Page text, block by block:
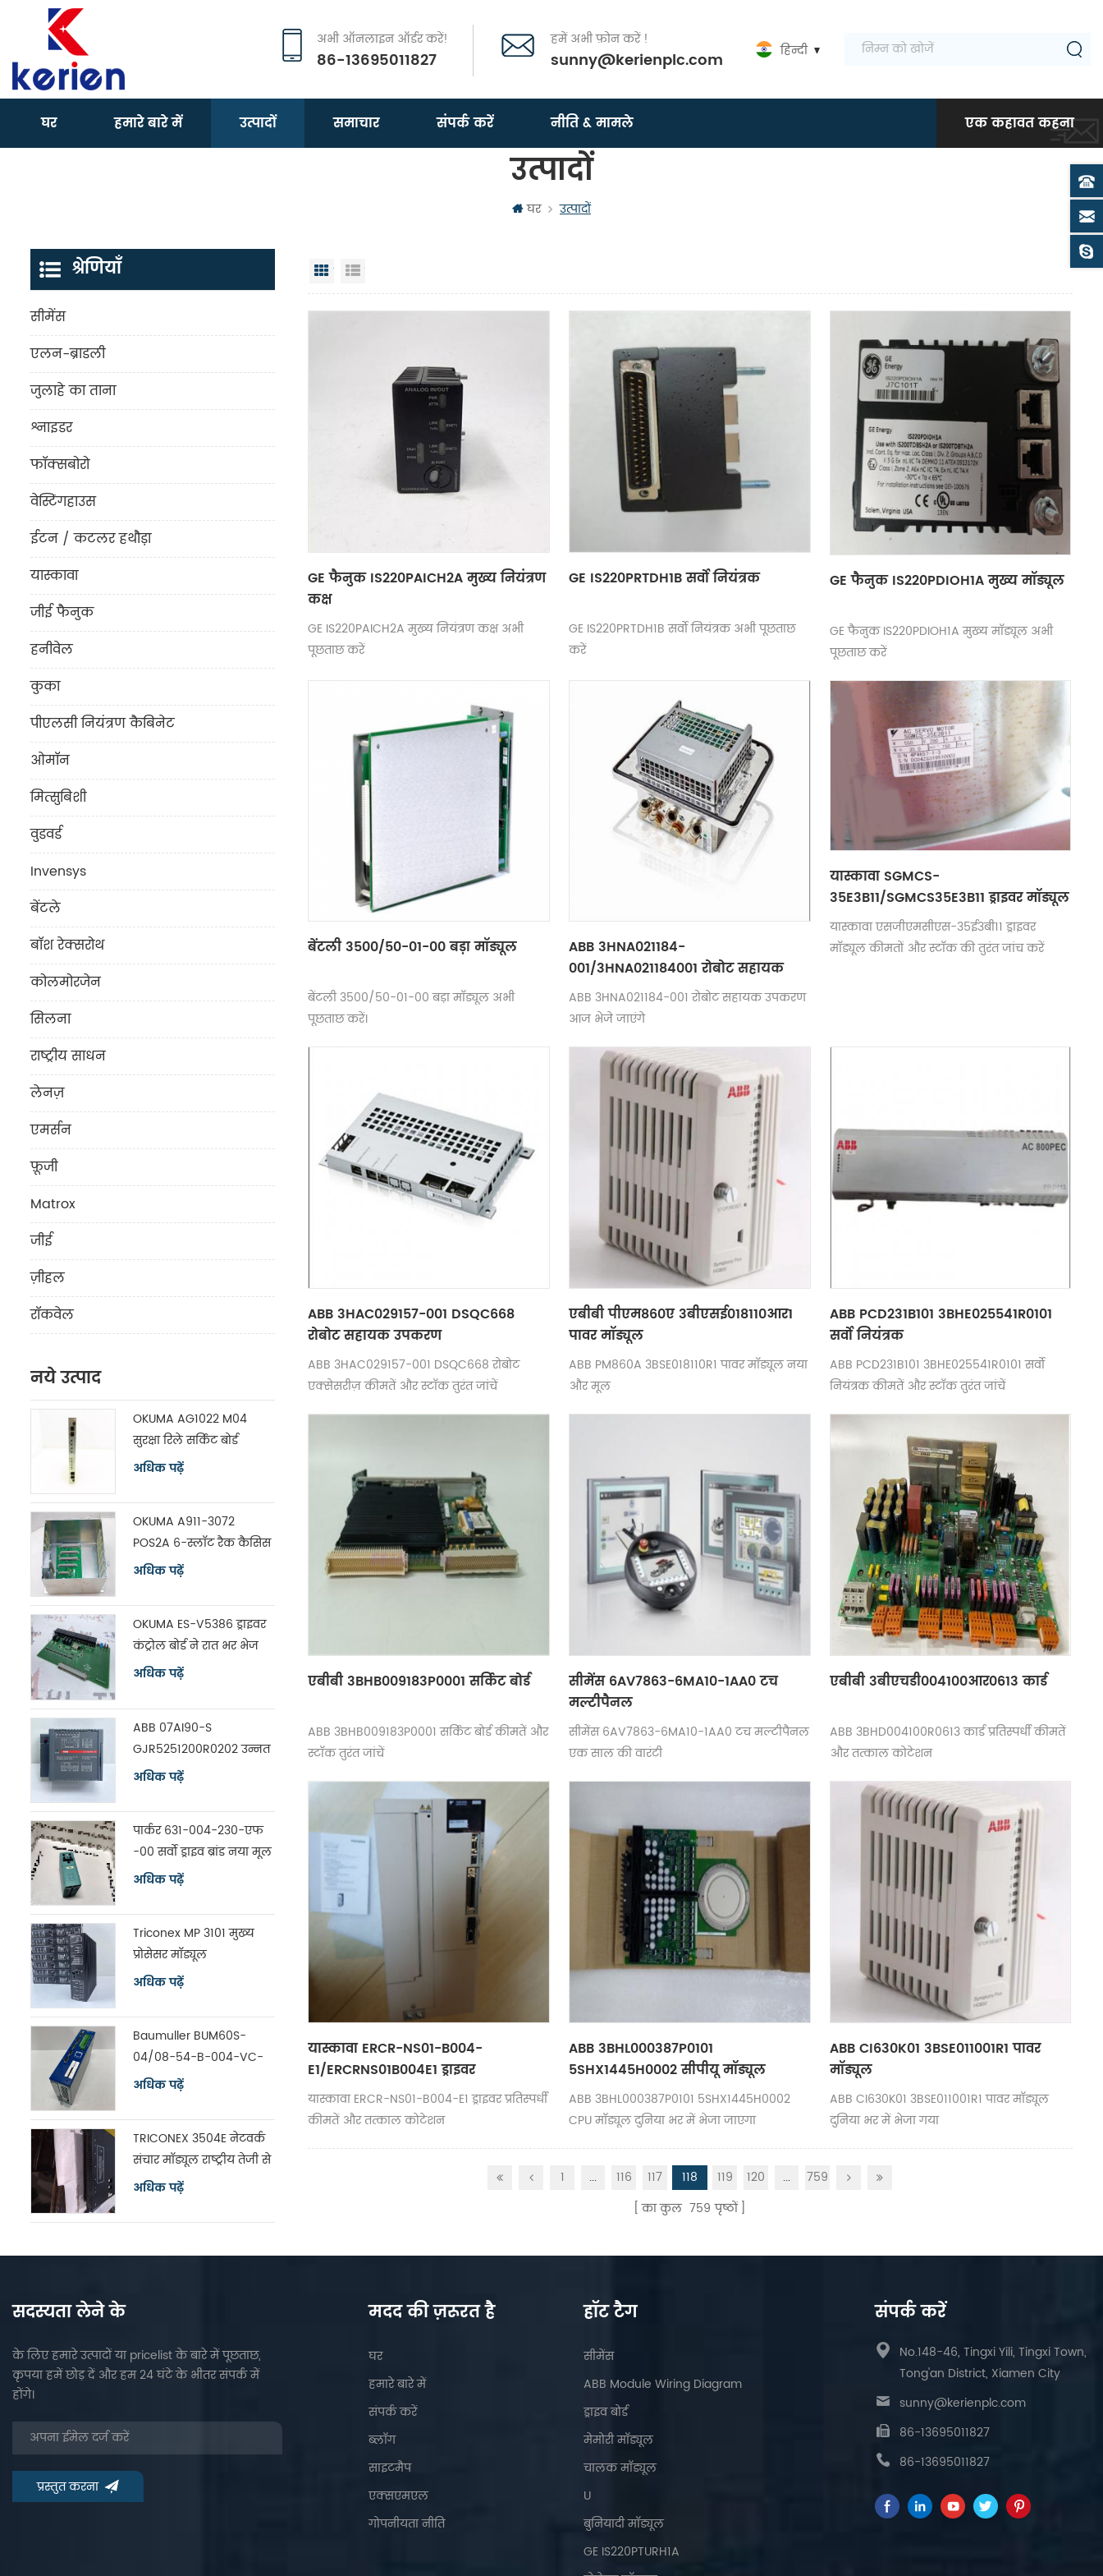
हिन्दी
अभी ऑनलाइन ऑर्डर करें!
86-13695011827
हमें अभी फ़ोन करें !
sunny@kerienplc.com
घर हमारे बारे में उत्पादों समाचार संपर्क करें नीति & मामले एक कहावत कहना
उत्पादों
घर उत्पादों
जालक दृश्यसूची दृश्य
GE फैनुक IS220PAICH2A मुख्य नियंत्रण
कक्ष
GE IS220PAICH2A मुख्य नियंत्रण कक्ष अभी
पूछताछ करें
GE IS220PRTDH1B सर्वो नियंत्रक
GE IS220PRTDH1B सर्वो नियंत्रक अभी पूछताछ
करें
GE फैनुक IS220PDIOH1A मुख्य मॉड्यूल
GE फैनुक IS220PDIOH1A मुख्य मॉड्यूल अभी
पूछताछ करें
बेंटली 3500/50-01-00 बड़ा मॉड्यूल
बेंटली 3500/50-01-00 बड़ा मॉड्यूल अभी
पूछताछ करें।
ABB 3HNA021184-
001/3HNA021184001 रोबोट सहायक
उपकरण
ABB 3HNA021184-001 रोबोट सहायक उपकरण
आज भेजे जाएंगे
यास्कावा SGMCS-
35E3B11/SGMCS35E3B11 ड्राइवर मॉड्यूल
यास्कावा एसजीएमसीएस-35ई3बी11 ड्राइवर
मॉड्यूल कीमतों और स्टॉक की तुरंत जांच करें
ABB 3HAC029157-001 DSQC668
रोबोट सहायक उपकरण
ABB 3HAC029157-001 DSQC668 रोबोट
एक्सेसरीज़ कीमतें और स्टॉक तुरंत जांचें
एबीबी पीएम860ए 3बीएसई018110आर1
पावर मॉड्यूल
ABB PM860A 3BSE018110R1 पावर मॉड्यूल नया
और मूल
ABB PCD231B101 3BHE025541R0101
सर्वो नियंत्रक
ABB PCD231B101 3BHE025541R0101 सर्वो
नियंत्रक कीमतें और स्टॉक तुरंत जांचें
एबीबी 3BHB009183P0001 सर्किट बोर्ड
ABB 3BHB009183P0001 सर्किट बोर्ड कीमतें और
स्टॉक तुरंत जांचें
सीमेंस 6AV7863-6MA10-1AA0 टच
मल्टीपैनल
सीमेंस 6AV7863-6MA10-1AA0 टच मल्टीपैनल
एक साल की वारंटी
एबीबी 3बीएचडी004100आर0613 कार्ड
ABB 3BHD004100R0613 कार्ड प्रतिस्पर्धी कीमतें
और तत्काल कोटेशन
यास्कावा ERCR-NS01-B004-
E1/ERCRNS01B004E1 ड्राइवर
यास्कावा ERCR-NS01-B004-E1 ड्राइवर प्रतिस्पर्धी
कीमतें और तत्काल कोटेशन
ABB 3BHL000387P0101
5SHX1445H0002 सीपीयू मॉड्यूल
ABB 3BHL000387P0101 5SHX1445H0002
CPU मॉड्यूल दुनिया भर में भेजा जाएगा
ABB CI630K01 3BSE011001R1 पावर
मॉड्यूल
ABB CI630K01 3BSE011001R1 पावर मॉड्यूल
दुनिया भर में भेजा गया
1 ... 116 117 118 119 120 ...
759
का कुल 759 पृष्ठों
श्रेणियाँ
सीमेंस
एलन-ब्राडली
जुलाहे का ताना
श्नाइडर
फॉक्सबोरो
वेस्टिंगहाउस
ईटन / कटलर हथौड़ा
यास्कावा
जीई फैनुक
हनीवेल
कुका
पीएलसी नियंत्रण कैबिनेट
ओमॉन
मित्सुबिशी
वुडवर्ड
Invensys
बेंटले
बॉश रेक्सरोथ
कोलमोरजेन
सिलना
राष्ट्रीय साधन
लेनज़
एमर्सन
फ़ूजी
Matrox
जीई
ज़ीहल
रॉकवेल
नये उत्पाद
OKUMA AG1022 M04
सुरक्षा रिले सर्किट बोर्ड
मॉड्यूल H1102P-2
अधिक पढ़ें
OKUMA A911-3072
POS2A 6-स्लॉट रैक कैसिस
विथ बोर्ड ES-V5390
अधिक पढ़ें
OKUMA ES-V5386 ड्राइवर
कंट्रोल बोर्ड ने रात भर भेज
दिया
अधिक पढ़ें
ABB 07AI90-S
GJR5251200R0202 उन्नत
नियंत्रक विश्लेषण इनपुट
अधिक पढ़ें
पार्कर 631-004-230-एफ
-00 सर्वो ड्राइव ब्रांड नया मूल
अधिक पढ़ें
Triconex MP 3101 मुख्य
प्रोसेसर मॉड्यूल
अधिक पढ़ें
Baumuller BUM60S-
04/08-54-B-004-VC-
A0-00-1113-00 सर्वो ड्राइव
अधिक पढ़ें
TRICONEX 3504E नेटवर्क
संचार मॉड्यूल राष्ट्रीय तेजी से
शिपिंग
अधिक पढ़ें
सदस्यता लेने के
के लिए हमारे उत्पादों या pricelist के बारे में पूछताछ,
कृपया हमें छोड़ दें और हम 24 घंटे के भीतर संपर्क में
होंगे।
मदद की ज़रूरत है
घर
हमारे बारे में
संपर्क करें
ब्लॉग
साइटमैप
एक्सएमएल
गोपनीयता नीति
हॉट टैग
सीमेंस
ABB Module Wiring Diagram
ड्राइव बोर्ड
मेमोरी मॉड्यूल
चालक मॉड्यूल
U
बुनियादी मॉड्यूल
GE IS220PTURH1A
संपर्क करें
No.148-46, Tingxi Yili, Tingxi Town,
Tong'an District, Xiamen City
sunny@kerienplc.com
86-13695011827
86-13695011827